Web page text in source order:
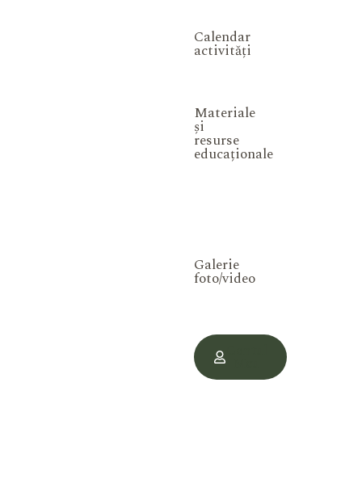
Calendar
activități
Materiale
și
resurse
educaționale
Galerie
foto/video